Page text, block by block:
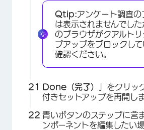
Qtip:アンケート調査の
は表示されませんでし
のブラウザがクアルトリ
プアップをブロックし
確認ください。
Done（完了）
」をクリッ
付きセットアップを再開しま
青いボタンのステップに含
ンポーネントを編集したい